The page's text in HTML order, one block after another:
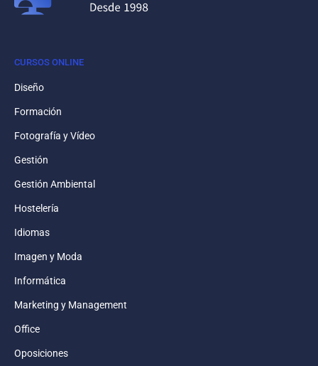
CURSOS ONLINE
Diseño
Formación
Fotografía y Vídeo
Gestión
Gestión Ambiental
Hostelería
Idiomas
Imagen y Moda
Informática
Marketing y Management
Office
Oposiciones